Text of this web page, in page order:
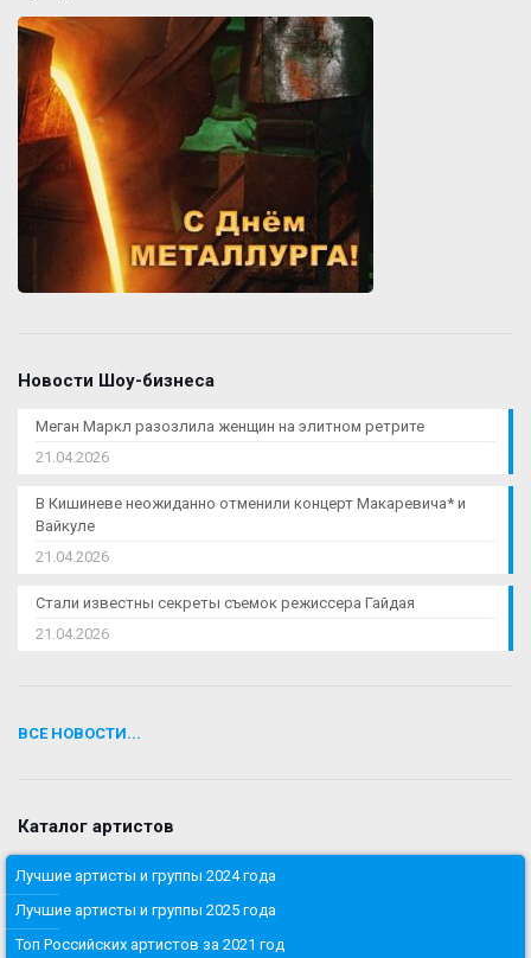
Новости Шоу-бизнеса
Меган Маркл разозлила женщин на элитном ретрите
21.04.2026
В Кишиневе неожиданно отменили концерт Макаревича* и
Вайкуле
21.04.2026
Стали известны секреты съемок режиссера Гайдая
21.04.2026
ВСЕ НОВОСТИ...
Каталог артистов
Лучшие артисты и группы 2024 года
Лучшие артисты и группы 2025 года
Топ Российских артистов за 2021 год